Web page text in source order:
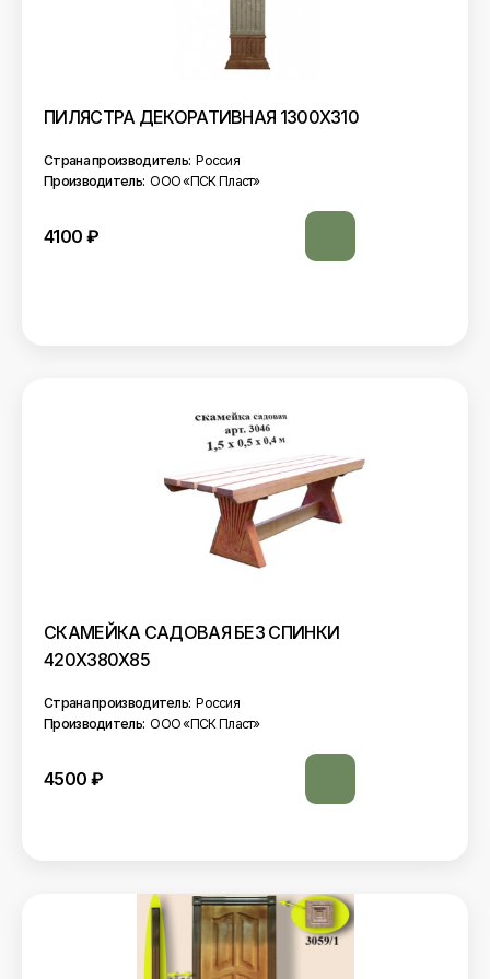
ПИЛЯСТРА ДЕКОРАТИВНАЯ 1300Х310
Страна производитель: Россия
Производитель: ООО «ПСК Пласт»
4100 ₽
СКАМЕЙКА САДОВАЯ БЕЗ СПИНКИ
420Х380Х85
Страна производитель: Россия
Производитель: ООО «ПСК Пласт»
4500 ₽